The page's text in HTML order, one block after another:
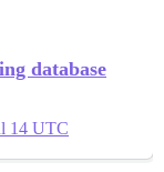
database
14 UTC